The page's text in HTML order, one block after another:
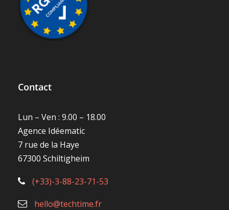
Contact
Lun – Ven : 9.00 – 18.00
Agence Idéematic
7 rue de la Haye
67300 Schiltigheim
(+33)-3-88-23-71-53
hello@techtime.fr